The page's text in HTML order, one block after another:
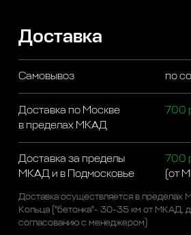
Доставка
Самовывоз по
Доставка по Москве
в пределах МКАД
700
Доставка за пределы
МКАД и в Подмосковье
700
(от
Доставка осуществляется в пределах
Кольца ("бетонка"- 30-35 км от МКАД,
согласованию с менеджером)